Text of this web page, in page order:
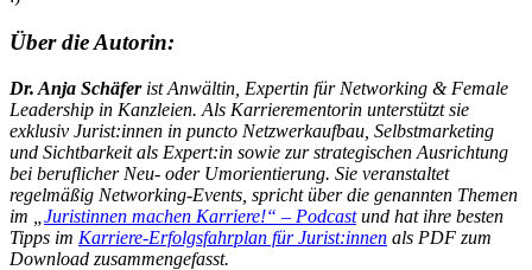
Über die Autorin:
Dr. Anja Schäferist Anwältin, Expertin für Networking & Female
Leadership in Kanzleien. Als Karrierementorin unterstützt sie
exklusiv Jurist:innen in puncto Netzwerkaufbau, Selbstmarketing
und Sichtbarkeit als Expert:in sowie zur strategischen Ausrichtung
bei beruflicher Neu- oder Umorientierung. Sie veranstaltet
regelmäßig Networking-Events, spricht über die genannten Themen
im „ Juristinnen machen Karriere!“ – Podcastund hat ihre besten
Tipps im Karriere-Erfolgsfahrplan für Jurist:innen als PDF zum
Download zusammengefasst.